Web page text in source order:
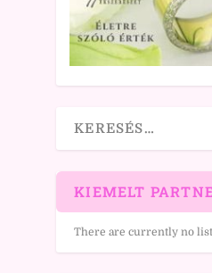
KIEMELT
There are currently no